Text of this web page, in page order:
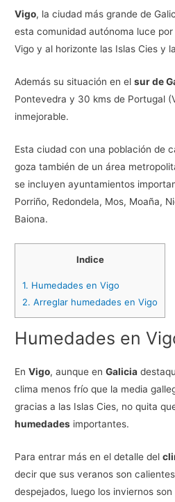
Vigo, la ciudad más grande de
esta comunidad autónoma luce
Vigo y al horizonte las Islas Cies y
Además su situación en elsur de
Pontevedra y 30 kms de Portugal
inmejorable.
Esta ciudad con una población de
goza también de un área
se incluyen ayuntamientos
Porriño, Redondela, Mos, Moaña,
Baiona.
Indice
1. Humedades en Vigo
2. Arreglar humedades en Vigo
Humedades en
EnVigo, aunque enGalicia
clima menos frío que la media
gracias a las Islas Cies, no quita
humedades importantes.
Para entrar más en el detalle del
decir que sus veranos son
despejados, luego los inviernos